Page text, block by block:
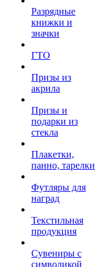
Разрядные
книжки и
значки
ГТО
Призы из
акрила
Призы и
подарки из
стекла
Плакетки,
панно, тарелки
Футляры для
наград
Текстильная
продукция
Сувениры с
символикой